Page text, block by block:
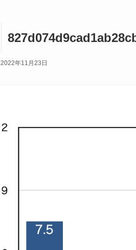
2022年11月23日